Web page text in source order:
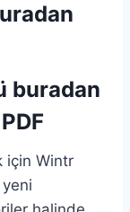
buradan
için Wintr
yeni